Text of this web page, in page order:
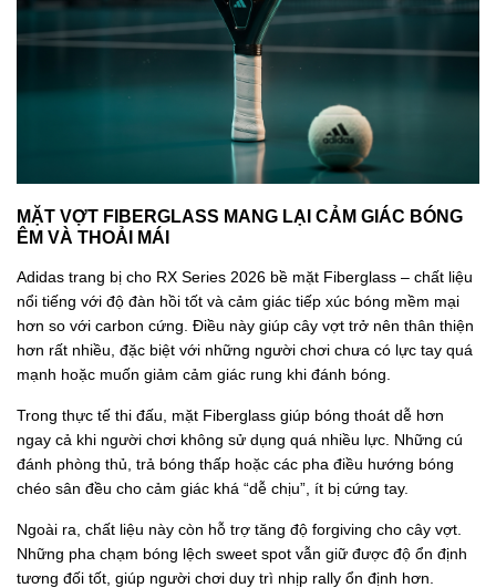
MẶT VỢT FIBERGLASS MANG LẠI CẢM GIÁC BÓNG
ÊM VÀ THOẢI MÁI
Adidas trang bị cho RX Series 2026 bề mặt Fiberglass – chất liệu
nổi tiếng với độ đàn hồi tốt và cảm giác tiếp xúc bóng mềm mại
hơn so với carbon cứng. Điều này giúp cây vợt trở nên thân thiện
hơn rất nhiều, đặc biệt với những người chơi chưa có lực tay quá
mạnh hoặc muốn giảm cảm giác rung khi đánh bóng.
Trong thực tế thi đấu, mặt Fiberglass giúp bóng thoát dễ hơn
ngay cả khi người chơi không sử dụng quá nhiều lực. Những cú
đánh phòng thủ, trả bóng thấp hoặc các pha điều hướng bóng
chéo sân đều cho cảm giác khá “dễ chịu”, ít bị cứng tay.
Ngoài ra, chất liệu này còn hỗ trợ tăng độ forgiving cho cây vợt.
Những pha chạm bóng lệch sweet spot vẫn giữ được độ ổn định
tương đối tốt, giúp người chơi duy trì nhịp rally ổn định hơn.